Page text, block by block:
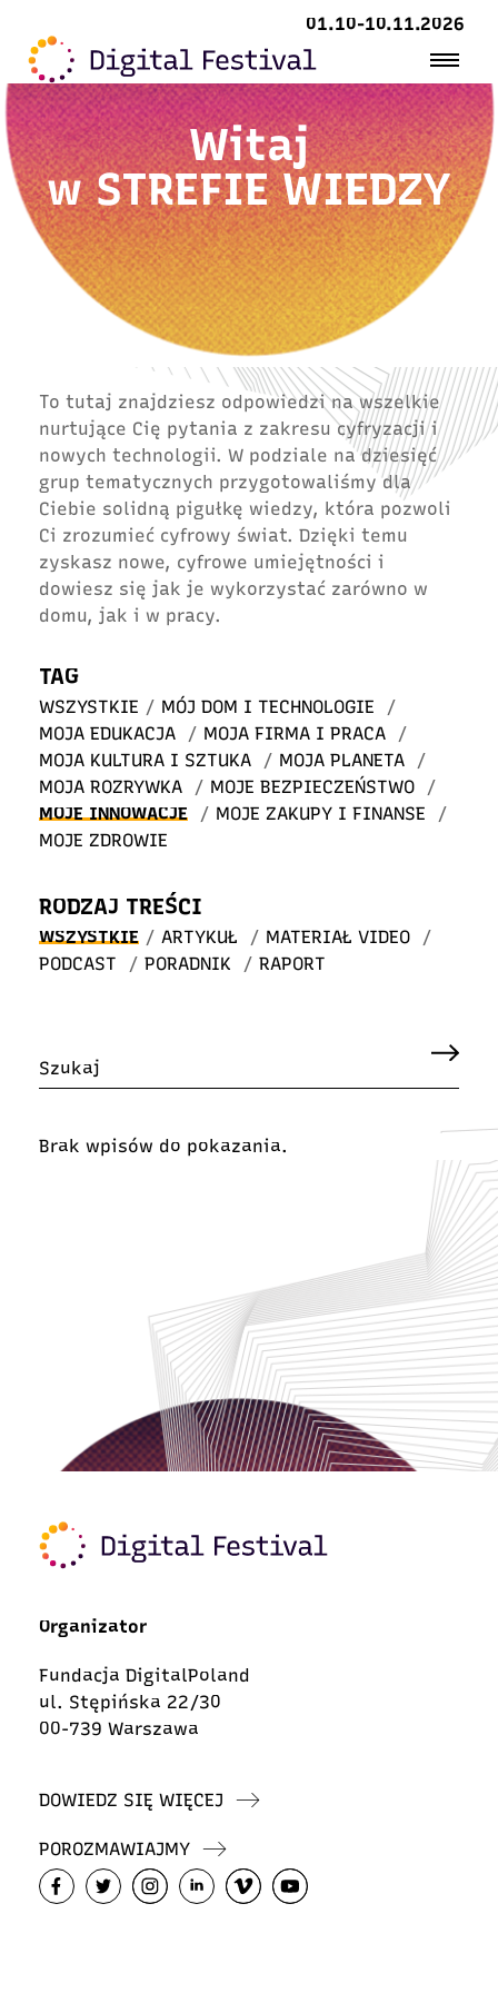
01.10-10.11.2026
Witaj
wSTREFIE WIEDZY
To tutaj znajdziesz odpowiedzi na wszelkie
nurtujące Cię pytania z zakresu cyfryzacji i
nowych technologii. W podziale na dziesięć
grup tematycznych przygotowaliśmy dla
Ciebie solidną pigułkę wiedzy, która pozwoli
Ci zrozumieć cyfrowy świat. Dzięki temu
zyskasz nowe, cyfrowe umiejętności i
dowiesz się jak je wykorzystać zarówno w
domu, jak i w pracy.
TAG
WSZYSTKIE / MÓJ DOM I TECHNOLOGIE
/
MOJA EDUKACJA
/ MOJA FIRMA I PRACA
/
MOJA KULTURA I SZTUKA
/ MOJA PLANETA
/
MOJA ROZRYWKA
/ MOJE BEZPIECZEŃSTWO
/
MOJE INNOWACJE
/ MOJE ZAKUPY I FINANSE
/
MOJE ZDROWIE
RODZAJ TREŚCI
WSZYSTKIE / ARTYKUŁ / MATERIAŁ VIDEO
/
PODCAST
/ PORADNIK / RAPORT
Brak wpisów do pokazania.
Organizator
Fundacja DigitalPoland
ul. Stępińska 22/30
00-739 Warszawa
DOWIEDZ SIĘ WIĘCEJ
POROZMAWIAJMY